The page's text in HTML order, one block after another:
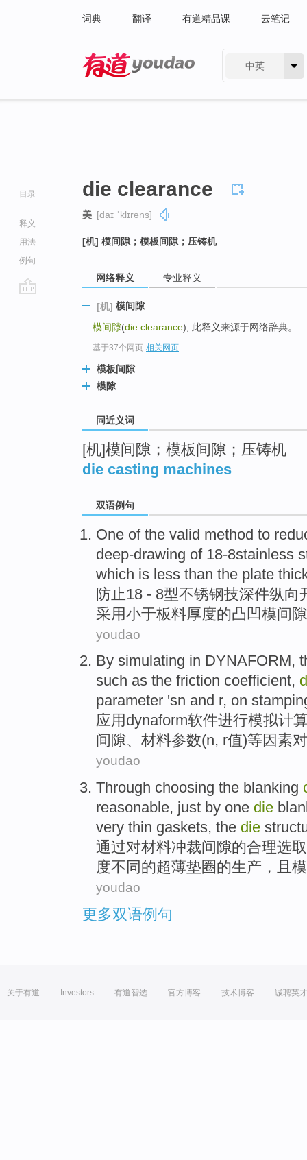
词典 翻译 有道精品课 云笔记
中英
目录
释义
用法
例句
die clearance
美 [daɪ ˈklɪrəns]
[机] 模间隙；模板间隙；压铸机
网络释义 专业释义
[机] 模间隙
模间隙(die clearance), 此释义来源于网络辞典。
基于37个网页-相关网页
模板间隙
模隙
同近义词
[机]模间隙；模板间隙；压铸机
die casting machines
双语例句
One ofthe valid method to
deep-drawing of18-8stainless
which is less than the plate
防止18 - 8型不锈钢技深件纵向
采用小于板料厚度的凸凹模间隙
youdao
By simulating in DYNAFORM,
such as the friction coefficient,
parameter 'sn and r, on
应用dynaform软件进行模拟计
间隙、 材料参数(n, r值)等因素对
youdao
Through choosing the blanking
reasonable, just by one die
very thin gaskets, the die
通过对材料冲裁间隙的合理选取
度不同 的超薄垫圈的生产，且
youdao
更多双语例句
关于有道 Investors 有道智选 官方博客 技术博客 诚聘英才